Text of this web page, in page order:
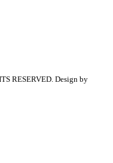
RESERVED. Design by